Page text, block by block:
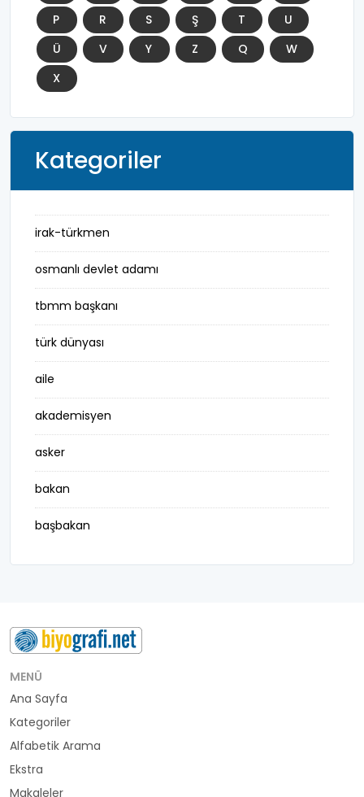
P
R S Ş T
U
Ü
V Y Z Q
W
X
Kategoriler
irak-türkmen
osmanlı devlet adamı
tbmm başkanı
türk dünyası
aile
akademisyen
asker
bakan
başbakan
belediye başkanı
buluş
bürokrat
büyükelçi
cumhurbaşkanı
MENÜ
Ana Sayfa
Kategoriler
Alfabetik Arama
Ekstra
Makaleler